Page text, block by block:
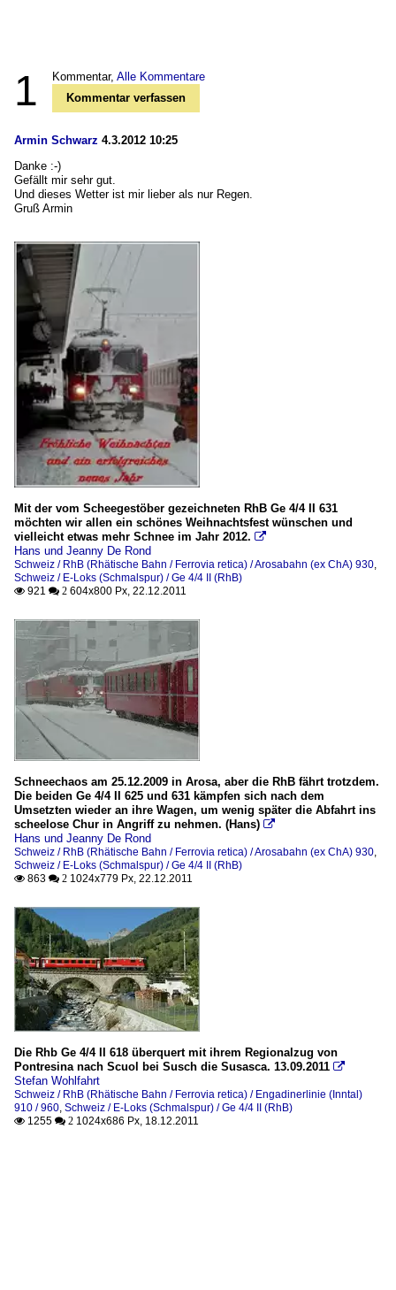
1 Kommentar, Alle Kommentare
Kommentar verfassen
Armin Schwarz 4.3.2012 10:25
Danke :-)
Gefällt mir sehr gut.
Und dieses Wetter ist mir lieber als nur Regen.
Gruß Armin
Mit der vom Scheegestöber gezeichneten RhB Ge 4/4 II 631
möchten wir allen ein schönes Weihnachtsfest wünschen und
vielleicht etwas mehr Schnee im Jahr 2012. 
Hans und Jeanny De Rond
Schweiz / RhB (Rhätische Bahn / Ferrovia retica) / Arosabahn (ex ChA) 930
Schweiz / E-Loks (Schmalspur) / Ge 4/4 II (RhB)
 921  2 604x800 Px, 22.12.2011
Schneechaos am 25.12.2009 in Arosa, aber die RhB fährt trotzdem.
Die beiden Ge 4/4 II 625 und 631 kämpfen sich nach dem
Umsetzten wieder an ihre Wagen, um wenig später die Abfahrt ins
scheelose Chur in Angriff zu nehmen. (Hans) 
Hans und Jeanny De Rond
Schweiz / RhB (Rhätische Bahn / Ferrovia retica) / Arosabahn (ex ChA) 930
Schweiz / E-Loks (Schmalspur) / Ge 4/4 II (RhB)
 863  2 1024x779 Px, 22.12.2011
Die Rhb Ge 4/4 II 618 überquert mit ihrem Regionalzug von
Pontresina nach Scuol bei Susch die Susasca. 13.09.2011 
Stefan Wohlfahrt
Schweiz / RhB (Rhätische Bahn / Ferrovia retica) / Engadinerlinie (Inntal)
910 / 960 Schweiz / E-Loks (Schmalspur) / Ge 4/4 II (RhB)
 1255  2 1024x686 Px, 18.12.2011